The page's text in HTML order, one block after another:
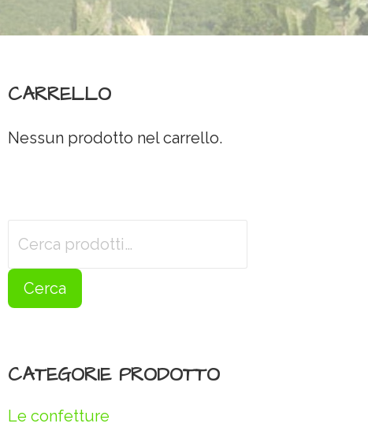
CARRELLO
Nessun prodotto nel carrello.
Cerca:
Cerca
CATEGORIE PRODOTTO
Le confetture